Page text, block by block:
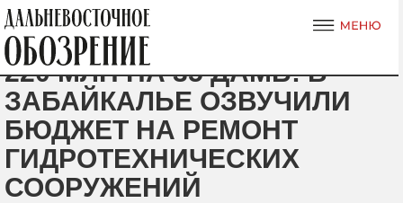
220 МЛН НА 35 ДАМБ: В
ЗАБАЙКАЛЬЕ ОЗВУЧИЛИ
БЮДЖЕТ НА РЕМОНТ
ГИДРОТЕХНИЧЕСКИХ
СООРУЖЕНИЙ